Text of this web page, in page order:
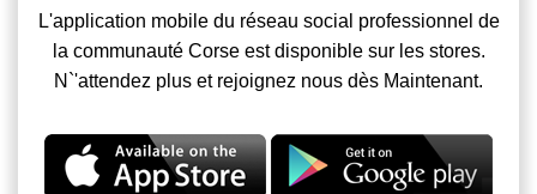
L'application mobile du réseau social professionnel de
la communauté Corse est disponible sur les stores.
N`'attendez plus et rejoignez nous dès Maintenant.